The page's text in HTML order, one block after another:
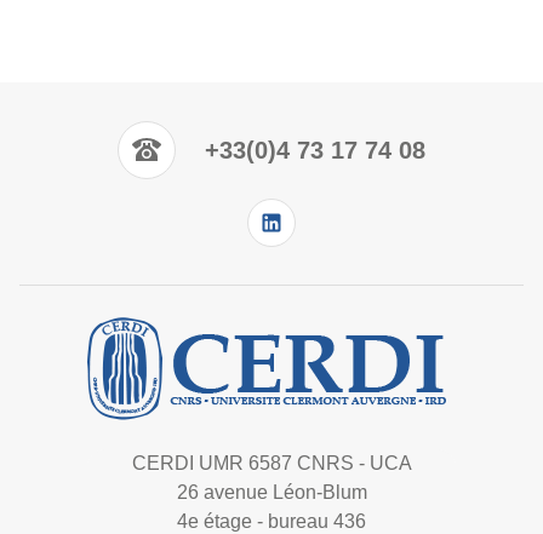
+33(0)4 73 17 74 08
CERDI UMR 6587 CNRS - UCA
26 avenue Léon-Blum
4e étage - bureau 436